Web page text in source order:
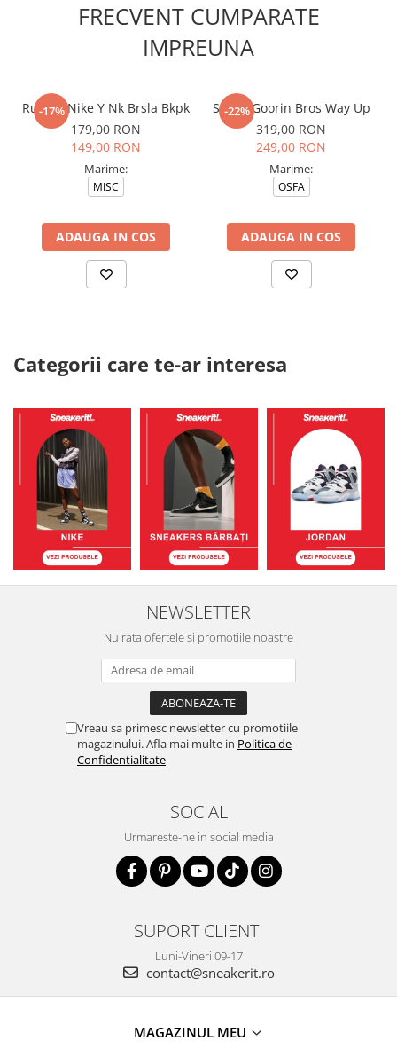
FRECVENT CUMPARATE
IMPREUNA
-17%
Rucsac Nike Y Nk Brsla Bkpk
179,00 RON
149,00 RON
Marime:
MISC
ADAUGA IN COS
-22%
Sapca Goorin Bros Way Up
319,00 RON
249,00 RON
Marime:
OSFA
ADAUGA IN COS
Categorii care te-ar interesa
NEWSLETTER
Nu rata ofertele si promotiile noastre
Vreau sa primesc newsletter cu promotiile
magazinului. Afla mai multe in Politica de
Confidentialitate
SOCIAL
Urmareste-ne in social media
SUPORT CLIENTI
Luni-Vineri 09-17
contact@sneakerit.ro
MAGAZINUL MEU